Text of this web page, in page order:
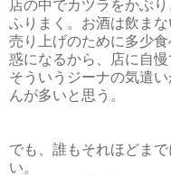
店の中でカツラをかぶ
ふりまく。お酒は飲まな
売り上げのために多少
惑になるから、店に自
そういうジーナの気遣
んが多いと思う。
でも、誰もそれほどま
い。